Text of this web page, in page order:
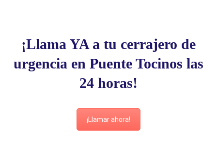
¡Llama YA a tu cerrajero de
urgencia en Puente Tocinos las
24 horas!
¡Llamar ahora!